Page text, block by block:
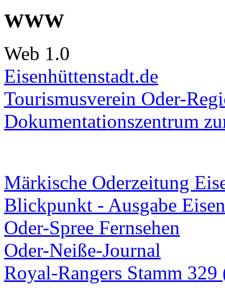
WWW
Web 1.0
Eisenhüttenstadt.de
Tourismusverein Oder-
Dokumentationszentrum
Märkische Oderzeitung
Blickpunkt - Ausgabe
Oder-Spree Fernsehen
Oder-Neiße-Journal
Royal-Rangers Stamm